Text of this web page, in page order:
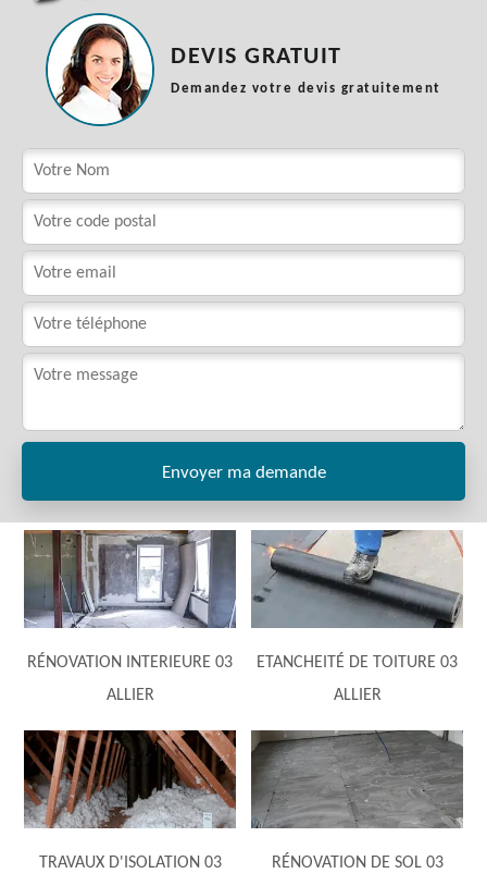
DEVIS GRATUIT
Demandez votre devis gratuitement
RÉNOVATION INTERIEURE 03
ALLIER
ETANCHEITÉ DE TOITURE 03
ALLIER
TRAVAUX D'ISOLATION 03
RÉNOVATION DE SOL 03